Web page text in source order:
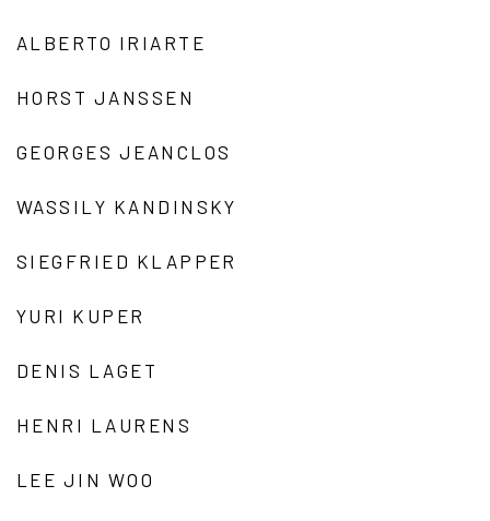
ALBERTO IRIARTE
HORST JANSSEN
GEORGES JEANCLOS
WASSILY KANDINSKY
SIEGFRIED KLAPPER
YURI KUPER
DENIS LAGET
HENRI LAURENS
LEE JIN WOO